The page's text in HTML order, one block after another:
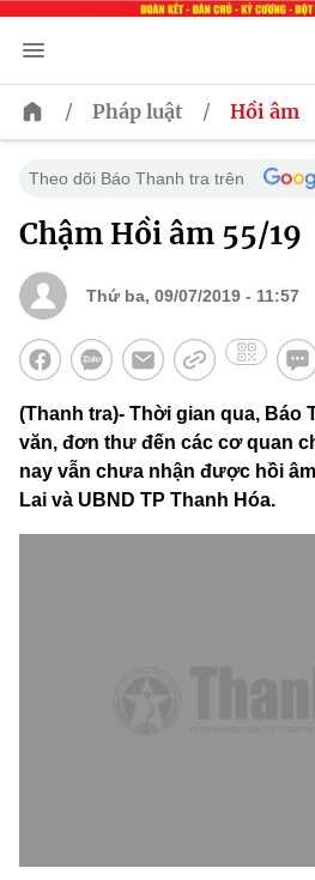
/ Pháp luật / Hồi âm
Theo dõi Báo Thanh tra trên
Chậm Hồi âm 55/19
Thứ ba, 09/07/2019 - 11:57
(Thanh tra)- Thời gian qua, Báo
văn, đơn thư đến các cơ quan
nay vẫn chưa nhận được hồi
Lai và UBND TP Thanh Hóa.